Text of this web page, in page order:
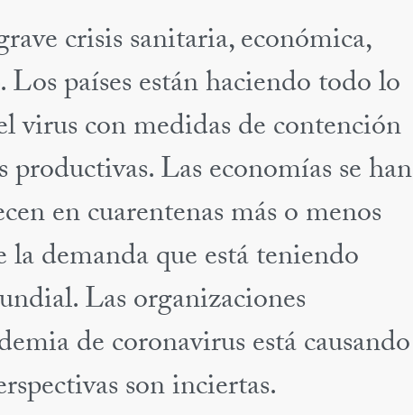
crisis sanitaria, económica,
países están haciendo todo lo
virus con medidas de contención
Las economías se han
en cuarentenas más o menos
la demanda que está teniendo
Las organizaciones
de coronavirus está causando
son inciertas.